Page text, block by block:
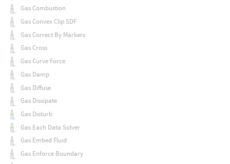
Gas Combustion
Gas Convex Clip SDF
Gas Correct By Markers
Gas Cross
Gas Curve Force
Gas Damp
Gas Diffuse
Gas Dissipate
Gas Disturb
Gas Each Data Solver
Gas Embed Fluid
Gas Enforce Boundary